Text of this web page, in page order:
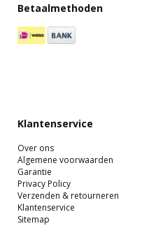
Betaalmethoden
Klantenservice
Over ons
Algemene voorwaarden
Garantie
Privacy Policy
Verzenden & retourneren
Klantenservice
Sitemap